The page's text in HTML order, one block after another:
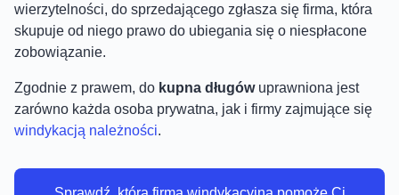
wierzytelności, do sprzedającego zgłasza się firma, która
skupuje od niego prawo do ubiegania się o niespłacone
zobowiązanie.
Zgodnie z prawem, do kupna długówuprawniona jest
zarówno każda osoba prywatna, jak i firmy zajmujące się
windykacją należności.